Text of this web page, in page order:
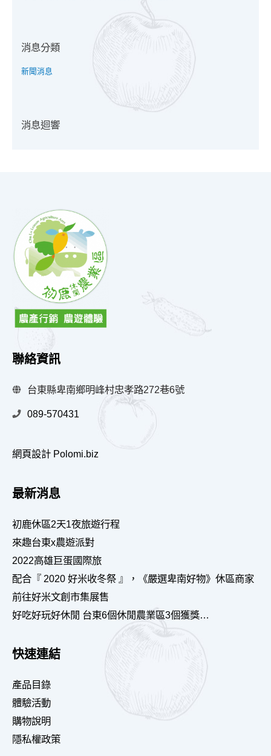
消息分類
新聞消息
消息迴響
聯絡資訊
台東縣卑南鄉明峰村忠孝路272巷6號
089-570431
網頁設計 Polomi.biz
最新消息
初鹿休區2天1夜旅遊行程
來趣台東x農遊派對
2022高雄巨蛋國際旅
配合『 2020 好米收冬祭 』，《嚴選卑南好物》休區商家
前往好米文創市集展售
好吃好玩好休閒 台東6個休閒農業區3個獲獎…
快速連結
產品目錄
體驗活動
購物說明
隱私權政策